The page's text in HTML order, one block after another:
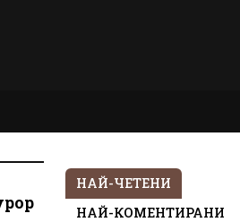
НАЙ-ЧЕТЕНИ
НАЙ-КОМЕНТИРАНИ